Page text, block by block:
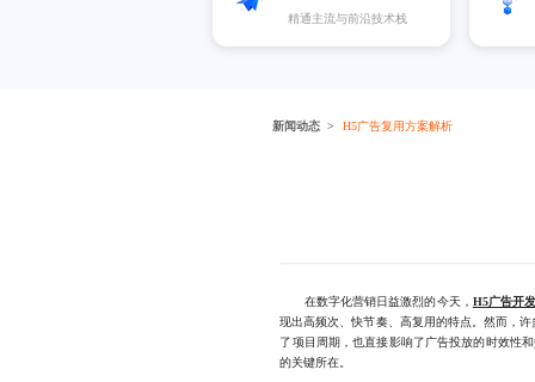
精通主流与前沿技术栈
新闻动态 H5广告复用方案解析
在数字化营销日益激烈的今天， H5广告开
现出高频次、快节奏、高复用的特点。然而，
了项目周期，也直接影响了广告投放的时效性
的关键所在。